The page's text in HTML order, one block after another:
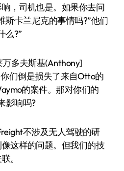
，司机也是。如果你去问
·卡兰尼克的事情吗?”他们
么?”
万多夫斯基(Anthony]
们倒是损失了来自Otto的
的案件。那对你们的
影响吗?
不涉及无人驾驶的研
这样的问题。但我们的技
。